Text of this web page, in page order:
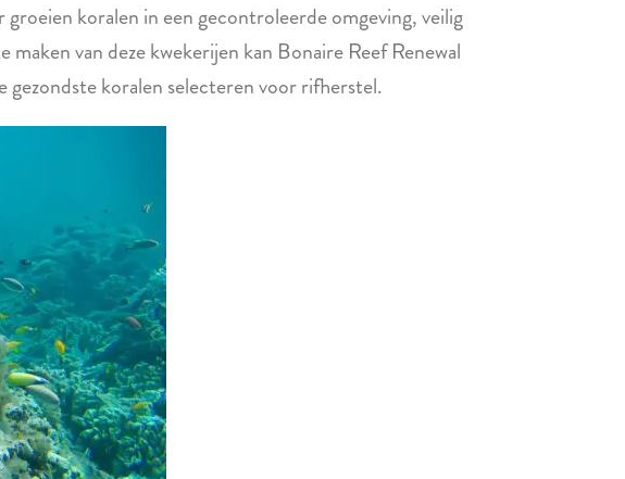
koralen in een gecontroleerde omgeving, veilig
van deze kwekerijen kan Bonaire Reef Renewal
koralen selecteren voor rifherstel.